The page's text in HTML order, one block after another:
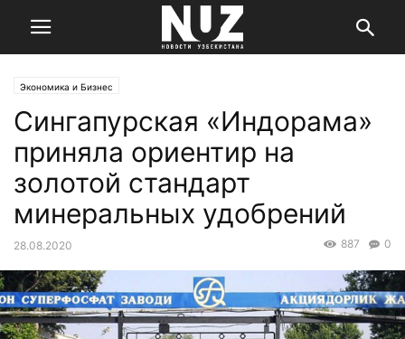
Экономика и Бизнес
Сингапурская «Индорама»
приняла ориентир на
золотой стандарт
минеральных удобрений
28.08.2020 0
887